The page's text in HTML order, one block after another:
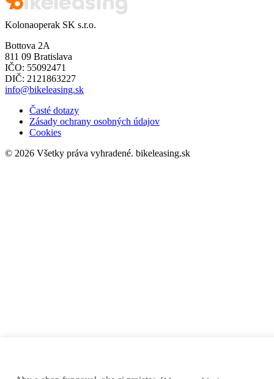
Kolonaoperak SK s.r.o.
Bottova 2A
811 09 Bratislava
IČO: 55092471
DIČ: 2121863227
info@bikeleasing.sk
Časté dotazy
Zásady ochrany osobných údajov
Cookies
© 2026 Všetky práva vyhradené. bikeleasing.sk